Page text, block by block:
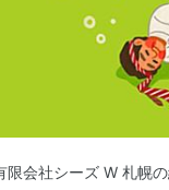
限会社シーズ W 札幌